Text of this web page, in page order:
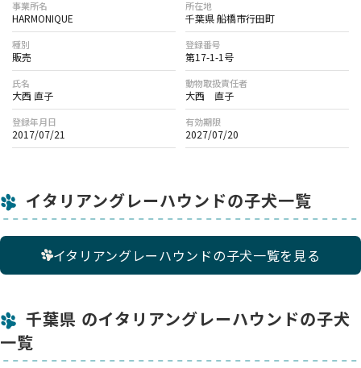
事業所名
HARMONIQUE
所在地
千葉県 船橋市行田町
種別
販売
登録番号
第17-1-1号
氏名
大西 直子
動物取扱責任者
大西 直子
登録年月日
2017/07/21
有効期限
2027/07/20
イタリアングレーハウンドの子犬一覧
イタリアングレーハウンドの子犬一覧を見る
千葉県 のイタリアングレーハウンドの子犬
一覧